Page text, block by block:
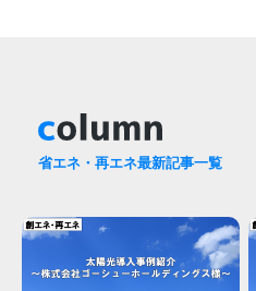
column
省エネ・再エネ最新記事一覧